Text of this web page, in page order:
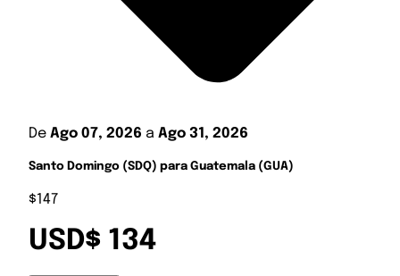
De Ago 07, 2026 a Ago 31, 2026
Santo Domingo (SDQ) para Guatemala (GUA)
$147
USD$ 134